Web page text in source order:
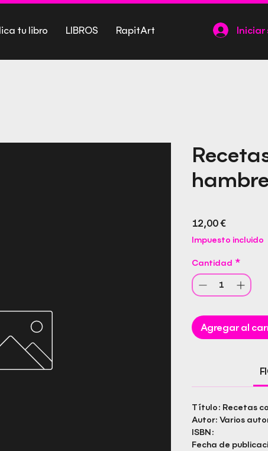
tu libro LIBROS RapitArt Iniciar
hambre
12,00 €Precio
Impuesto incluido
Cantidad *
Agregar al
Título: Recetas
Autor: Varios
ISBN:
Fecha de